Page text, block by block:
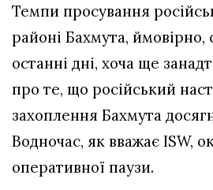
Темпи просування
районі Бахмута, ймовірно,
останні дні, хоча ще
про те, що російський
захоплення Бахмута
Водночас, як вважає ISW,
оперативної паузи.